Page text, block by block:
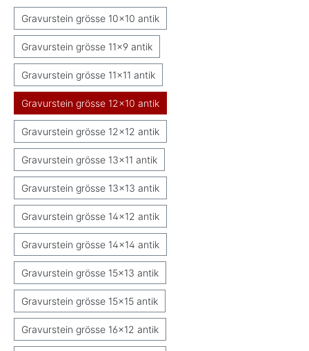
Gravurstein grösse 10x10 antik
Gravurstein grösse 11x9 antik
Gravurstein grösse 11x11 antik
Gravurstein grösse 12x10 antik
Gravurstein grösse 12x12 antik
Gravurstein grösse 13x11 antik
Gravurstein grösse 13x13 antik
Gravurstein grösse 14x12 antik
Gravurstein grösse 14x14 antik
Gravurstein grösse 15x13 antik
Gravurstein grösse 15x15 antik
Gravurstein grösse 16x12 antik